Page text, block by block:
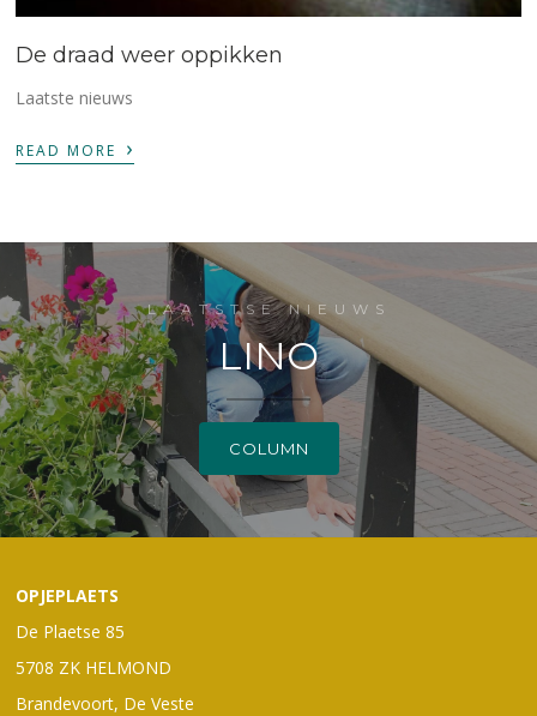
De draad weer oppikken
Laatste nieuws
READ MORE ›
LAATSTSE NIEUWS
LINO
COLUMN
OPJEPLAETS
De Plaetse 85
5708 ZK HELMOND
Brandevoort, De Veste